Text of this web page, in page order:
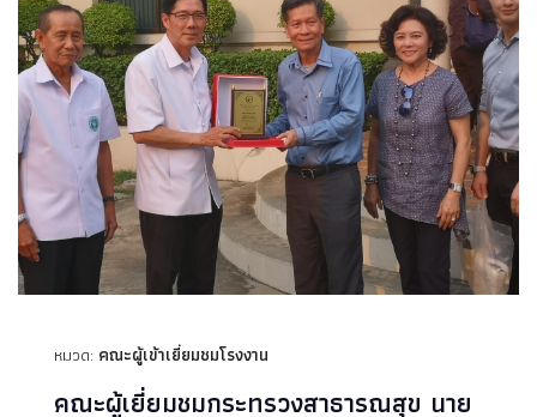
หมวด: คณะผู้เข้าเยี่ยมชมโรงงาน
คณะผู้เยี่ยมชมกระทรวงสาธารณสุข นาย